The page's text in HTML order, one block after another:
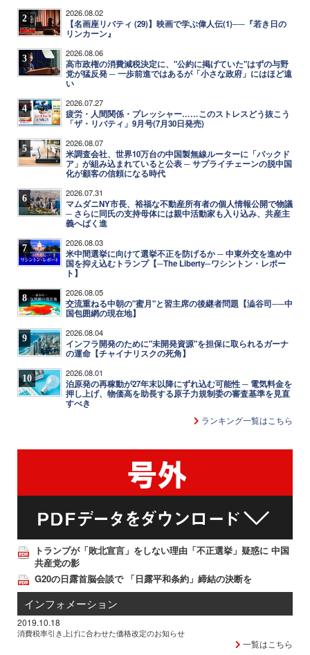
2 2026.08.02
【名画座リバティ (29)】映画で学ぶ偉人伝(1)──『若き日の
リンカーン』
3 2026.08.06
高市政権の消費減税決定に、"公約に掲げていた"はずの与野
党が猛反発 ─ 一歩前進ではあるが「小さな政府」にはほど遠
い
4 2026.07.27
疲労・人間関係・プレッシャー……このストレスどう抜こう
「ザ・リバティ」9月号(7月30日発売)
5 2026.08.07
米調査会社、世界10万台の中国製無線ルーターに「バックド
ア」が組み込まれていると公表 ─ サプライチェーンの脱中国
化が顧客の信頼になる時代
6 2026.07.31
マムダニNY市長、裕福な不動産所有者の個人情報公開で物議
─ さらに同氏の支持母体には親中活動家も入り込み、共産主
義へばく進
7 2026.08.03
米中間選挙に向けて選挙不正を防げるか ─ 中東外交を進め中
国を抑え込むトランプ【─The Liberty─ワシントン・レポー
ト】
8 2026.08.05
交流重ねる中朝の"蜜月"と習主席の後継者問題【澁谷司──中
国包囲網の現在地】
9 2026.08.04
インフラ開発のために"未開発資源"を担保に取られるガーナ
の運命【チャイナリスクの死角】
10 2026.08.01
泊原発の再稼動が27年末以降にずれ込む可能性 ─ 電気料金を
押し上げ、物価高を助長する原子力規制委の審査基準を見直
すべき
ランキング一覧はこちら
トランプが「敗北宣言」をしない理由「不正選挙」疑惑に 中国
共産党の影
G20の日露首脳会談で 「日露平和条約」締結の決断を
インフォメーション
2019.10.18
消費税率引き上げに合わせた価格改定のお知らせ
一覧はこちら